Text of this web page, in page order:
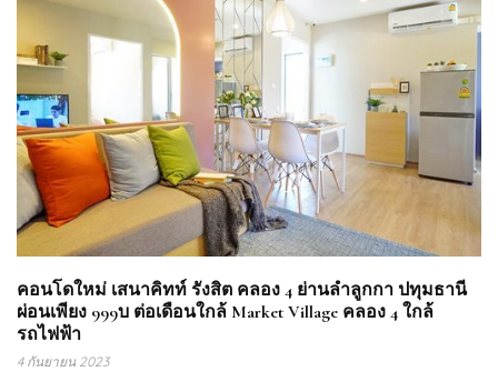
คอนโดใหม่ เสนาคิทท์ รังสิต คลอง 4 ย่านลำลูกกา ปทุมธานี
ผ่อนเพียง 999บ ต่อเดือนใกล้ Market Village คลอง 4 ใกล้
รถไฟฟ้า
4 กันยายน 2023